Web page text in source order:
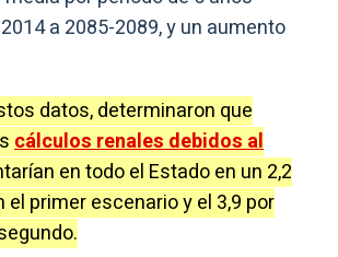
a 2085-2089, y un aumento
datos, determinaron que
cálculos renales debidos al
en todo el Estado en un 2,2
el primer escenario y el 3,9 por